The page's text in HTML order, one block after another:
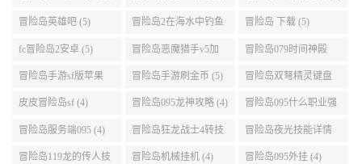
势 (5) 点 (5)
冒险岛英雄吧 (5) 冒险岛2在海水中钓鱼
(5)
冒险岛 下载 (5)
fc冒险岛2安卓 (5) 冒险岛恶魔猎手v5加
点 (5)
冒险岛079时间神殿
999任务 (5)
冒险岛手游sf版苹果
(5)
冒险岛手游刷金币 (5) 冒险岛双弩精灵键盘
设置 (5)
皮皮冒险岛sf (4) 冒险岛095龙神攻略 (4) 冒险岛095什么职业强
(4)
冒险岛服务端095 (4) 冒险岛狂龙战士4转技
能加点 (4)
冒险岛夜光技能详情
(4)
冒险岛119龙的传人技 冒险岛机械挂机 (4) 冒险岛095外挂 (4)